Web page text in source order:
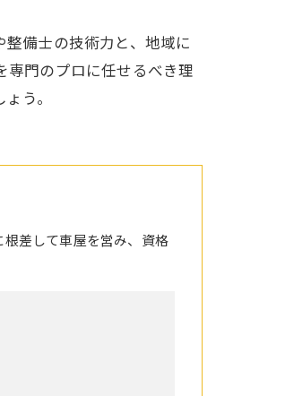
備士の技術力と、地域に
専門のプロに任せるべき理
う。
差して車屋を営み、資格